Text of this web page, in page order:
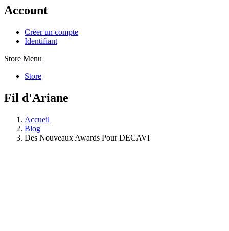
Account
Créer un compte
Identifiant
Store Menu
Store
Fil d'Ariane
Accueil
Blog
Des Nouveaux Awards Pour DECAVI